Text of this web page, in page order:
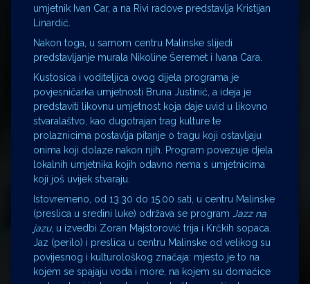
umjetnik Ivan Car, a na Rivi radove predstavlja Kristijan
Linardić.
Nakon toga, u samom centru Malinske slijedi
predstavljanje murala Nikoline Šeremet i Ivana Cara.
Kustosica i voditeljica ovog dijela programa je
povjesničarka umjetnosti Bruna Justinić, a ideja je
predstaviti likovnu umjetnost koja daje uvid u likovno
stvaralaštvo, kao dugotrajan trag kulture te
prolaznicima postavlja pitanje o tragu koji ostavljaju
onima koji dolaze nakon njih. Program povezuje djela
lokalnih umjetnika kojih odavno nema s umjetnicima
koji još uvijek stvaraju.
Istovremeno, od 13.30 do 15.00 sati, u centru Malinske
(preslica u sredini luke) održava se program Jazz na
jazu, u izvedbi Zoran Majstorović trija i Krčkih sopaca.
Jaz (perilo) i preslica u centru Malinske od velikog su
povijesnog i kulturološkog značaja: mjesto je to na
kojem se spajaju voda i more, na kojem su domaćice